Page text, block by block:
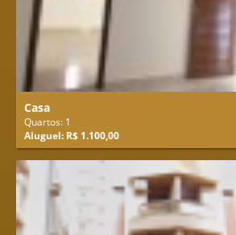
Casa
Quartos: 1
Aluguel: R$ 1.100,00